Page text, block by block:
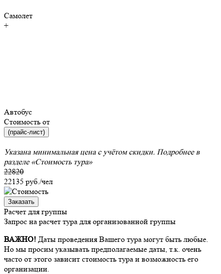
Самолет
+
Автобус
Стоимость от
(прайс-лист)
Указана минимальная цена с учётом скидки. Подробнее в
разделе «Стоимость тура»
22820
22135 руб./чел
Заказать
Расчет для группы
Запрос на расчет тура для организованной группы
ВАЖНО! Даты проведения Вашего тура могут быть любые.
Но мы просим указывать предполагаемые даты, т.к. очень
часто от этого зависит стоимость тура и возможность его
организации.